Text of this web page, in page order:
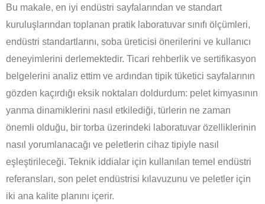
Bu makale, en iyi endüstri sayfalarından ve standart
kuruluşlarından toplanan pratik laboratuvar sınıfı ölçümleri,
endüstri standartlarını, soba üreticisi önerilerini ve kullanıcı
deneyimlerini derlemektedir. Ticari rehberlik ve sertifikasyon
belgelerini analiz ettim ve ardından tipik tüketici sayfalarının
gözden kaçırdığı eksik noktaları doldurdum: pelet kimyasının
yanma dinamiklerini nasıl etkilediği, türlerin ne zaman
önemli olduğu, bir torba üzerindeki laboratuvar özelliklerinin
nasıl yorumlanacağı ve peletlerin cihaz tipiyle nasıl
eşleştirileceği. Teknik iddialar için kullanılan temel endüstri
referansları, son pelet endüstrisi kılavuzunu ve peletler için
iki ana kalite planını içerir.